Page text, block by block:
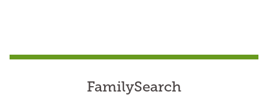
FamilySearch